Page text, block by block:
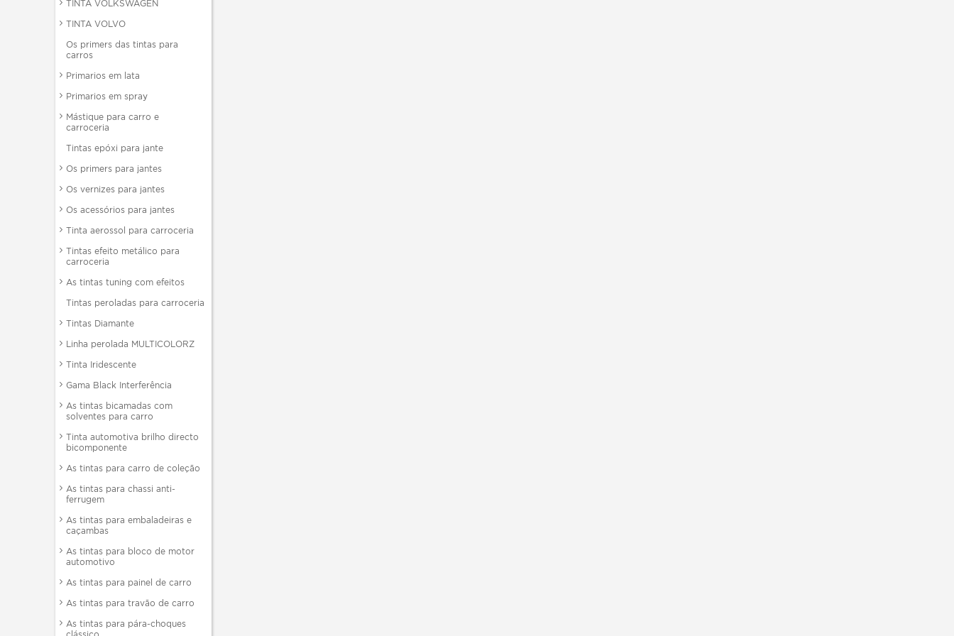
TINTA VOLKSWAGEN
TINTA VOLVO
Os primers das tintas para
carros
Primarios em lata
Primarios em spray
Mástique para carro e
carroceria
Tintas epóxi para jante
Os primers para jantes
Os vernizes para jantes
Os acessórios para jantes
Tinta aerossol para carroceria
Tintas efeito metálico para
carroceria
As tintas tuning com efeitos
Tintas peroladas para carroceria
Tintas Diamante
Linha perolada MULTICOLORZ
Tinta Iridescente
Gama Black Interferência
As tintas bicamadas com
solventes para carro
Tinta automotiva brilho directo
bicomponente
As tintas para carro de coleção
As tintas para chassi anti-
ferrugem
As tintas para embaladeiras e
caçambas
As tintas para bloco de motor
automotivo
As tintas para painel de carro
As tintas para travão de carro
As tintas para pára-choques